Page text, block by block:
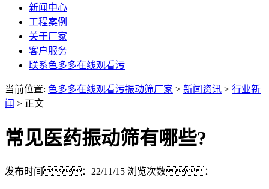
新闻中心
工程案例
关于厂家
客户服务
联系色多多在线观看污
当前位置: 色多多在线观看污振动筛厂家 > 新闻资讯 > 行业新
闻 > 正文
常见医药振动筛有哪些?
发布时间：22/11/15 浏览次数：